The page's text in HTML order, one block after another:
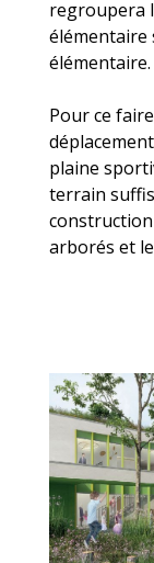
regroupera
élémentaire
élémentaire.
Pour ce
plaine
terrain
construction
arborés et